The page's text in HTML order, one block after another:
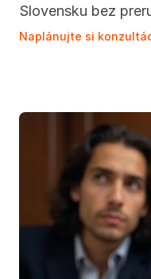
Slovensku bez
Naplánujte si